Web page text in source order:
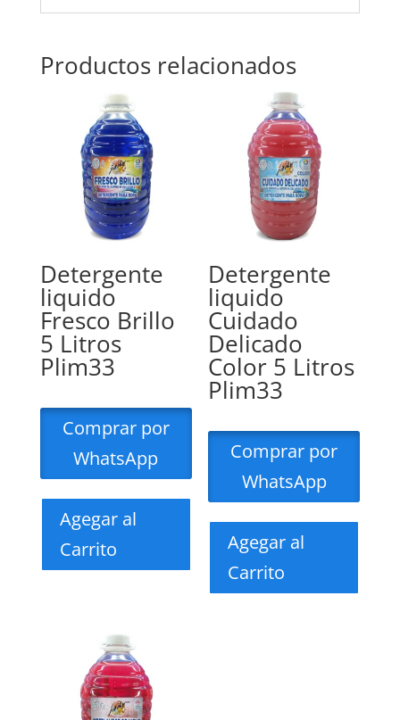
Productos relacionados
Detergente
liquido
Fresco Brillo
5 Litros
Plim33
Comprar por
WhatsApp
Agegar al
Carrito
Detergente
liquido
Cuidado
Delicado
Color 5 Litros
Plim33
Comprar por
WhatsApp
Agegar al
Carrito